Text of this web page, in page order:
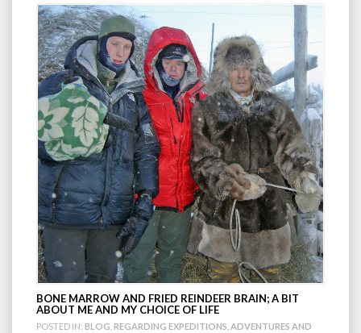
BONE MARROW AND FRIED REINDEER BRAIN; A BIT
ABOUT ME AND MY CHOICE OF LIFE
POSTED IN: BLOG REGARDING EXPEDITIONS, ADVENTURES AND